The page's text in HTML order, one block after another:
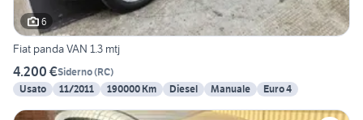
6
Fiat panda VAN 1.3 mtj
4.200 €Siderno(RC)
Usato
11/2011 190000 Km Diesel Manuale Euro 4